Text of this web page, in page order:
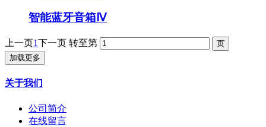
智能蓝牙音箱Ⅳ
上一页1下一页 转至第
加载更多
关于我们
公司简介
在线留言